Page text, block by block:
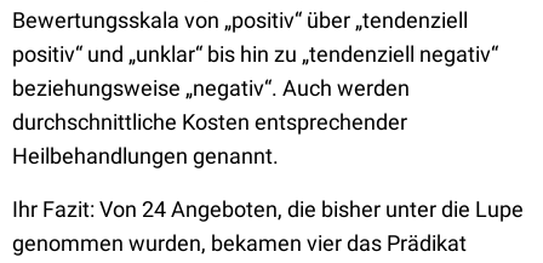
Bewertungsskala von „positiv“ über „tendenziell
positiv“ und „unklar“ bis hin zu „tendenziell negativ“
beziehungsweise „negativ“. Auch werden
durchschnittliche Kosten entsprechender
Heilbehandlungen genannt.
Ihr Fazit: Von 24 Angeboten, die bisher unter die Lupe
genommen wurden, bekamen vier das Prädikat